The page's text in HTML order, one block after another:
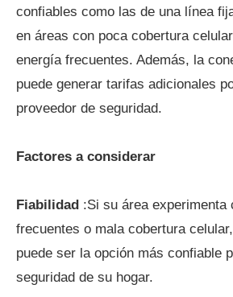
confiables como las de una línea
en áreas con poca cobertura
energía frecuentes. Además, la
puede generar tarifas adicionales
proveedor de seguridad.
Factores a considerar
Fiabilidad :Si su área experimenta
frecuentes o mala cobertura
puede ser la opción más confiable
seguridad de su hogar.